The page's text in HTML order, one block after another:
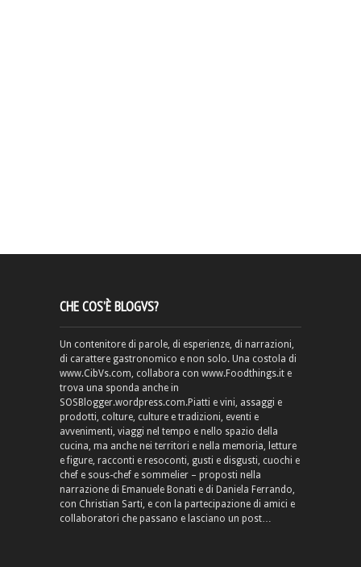
CHE COS’È BLOGVS?
Un contenitore di parole, di esperienze, di narrazioni,
di carattere gastronomico e non solo. Una costola di
www.CibVs.com, collabora con www.Foodthings.it e
trova una sponda anche in
SOSBlogger.wordpress.com.Piatti e vini, assaggi e
prodotti, colture, culture e tradizioni, eventi e
avvenimenti, viaggi nel tempo e nello spazio della
cucina, ma anche nei territori e nella memoria, letture
e figure, racconti e resoconti, gusti e disgusti, cuochi e
chef e sous-chef e sommelier – proposti nella
narrazione di Emanuele Bonati e di Daniela Ferrando,
con Christian Sarti, e con la partecipazione di amici e
collaboratori che passano e lasciano un post…